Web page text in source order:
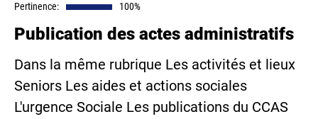
Pertinence: 100%
Publication des actes administratifs
Dans la même rubrique Les activités et lieux
Seniors Les aides et actions sociales
L'urgence Sociale Les publications du CCAS